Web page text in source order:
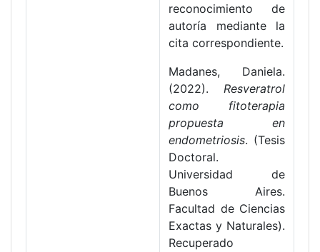
reconocimiento de
autoría mediante la
cita correspondiente.
Madanes, Daniela.
(2022). Resveratrol
como fitoterapia
propuesta en
endometriosis. (Tesis
Doctoral.
Universidad de
Buenos Aires.
Facultad de Ciencias
Exactas y Naturales).
Recuperado